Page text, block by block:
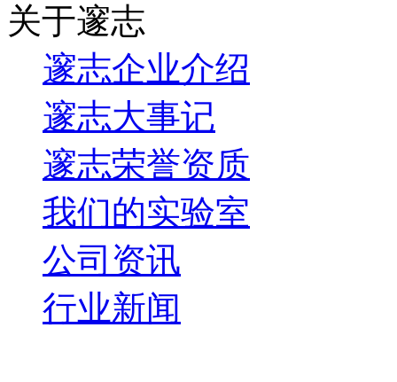
关于邃志
邃志企业介绍
邃志大事记
邃志荣誉资质
我们的实验室
公司资讯
行业新闻